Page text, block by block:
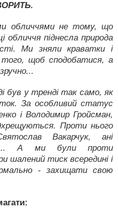
обличчями не тому, що
піднесла природа
Ми зняли краватки і
щоб сподобатися, а
був у тренді так само, як
За особливий статус
і Володимир Гройсман,
Проти нього
Вакарчук, ані
А ми були проти
шалений тиск всередині і
- захищати свою